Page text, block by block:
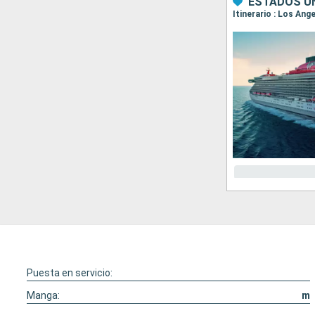
Itinerario : Los
Puesta en servicio:
Manga:
m